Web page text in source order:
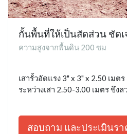
กั้นพื้นที่ให้เป็นสัดส่วน ชัด
ความสูงจากพื้นดิน 200 ซม
เสารั้วอัดแรง 3" x 3" x 2.50 เมต
ระหว่างเสา 2.50-3.00 เมตร ขึง
สอบถาม และประเมินรา